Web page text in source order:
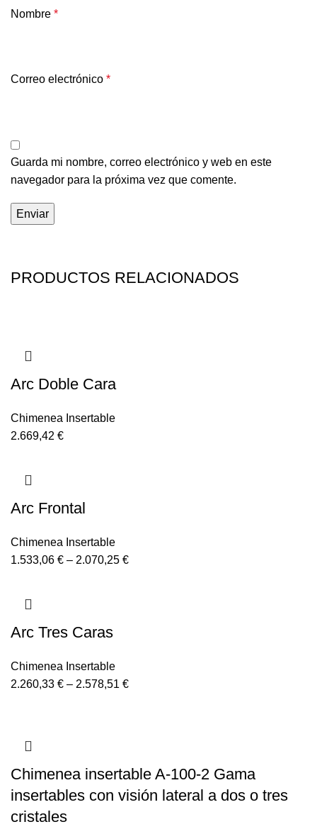
Nombre *
Correo electrónico *
Guarda mi nombre, correo electrónico y web en este
navegador para la próxima vez que comente.
PRODUCTOS RELACIONADOS
Arc Doble Cara
Chimenea Insertable
2.669,42 €
Arc Frontal
Chimenea Insertable
1.533,06 € – 2.070,25 €
Arc Tres Caras
Chimenea Insertable
2.260,33 € – 2.578,51 €
Chimenea insertable A-100-2 Gama
insertables con visión lateral a dos o tres
cristales